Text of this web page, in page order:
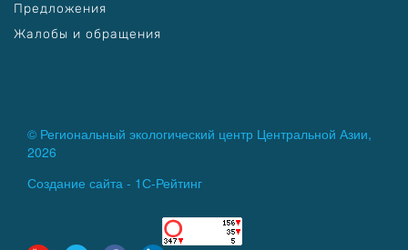
Предложения
Жалобы и обращения
© Региональный экологический центр Центральной Азии,
2026
Создание сайта - 1С-Рейтинг